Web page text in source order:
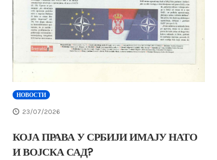
НОВОСТИ
23/07/2026
КОЈА ПРАВА У СРБИЈИ ИМАЈУ НАТО
И ВОЈСКА САД?